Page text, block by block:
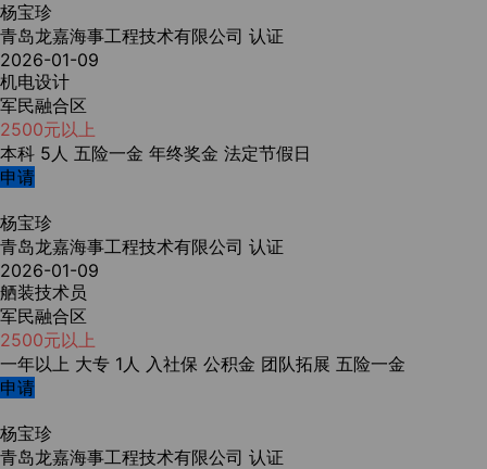
杨宝珍
青岛龙嘉海事工程技术有限公司 认证
2026-01-09
机电设计
军民融合区
2500元以上
本科 5人 五险一金 年终奖金 法定节假日
申请
杨宝珍
青岛龙嘉海事工程技术有限公司 认证
2026-01-09
舾装技术员
军民融合区
2500元以上
一年以上 大专 1人 入社保 公积金 团队拓展 五险一金
申请
杨宝珍
青岛龙嘉海事工程技术有限公司 认证